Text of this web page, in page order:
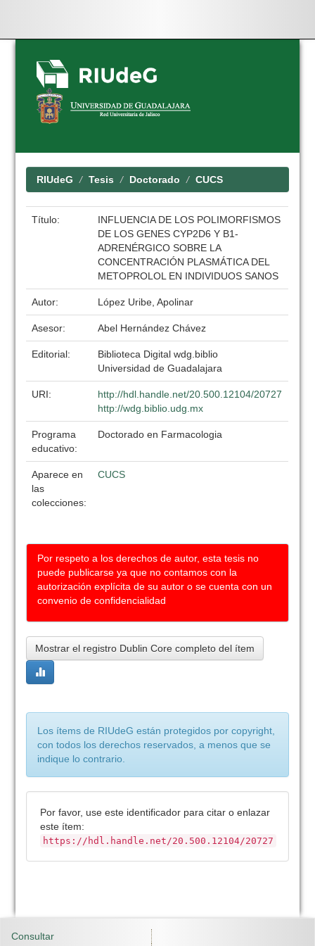
Skip
navigation
RIUdeG Tesis Doctorado CUCS
Título:
INFLUENCIA DE LOS POLIMORFISMOS
DE LOS GENES CYP2D6 Y B1-
ADRENÉRGICO SOBRE LA
CONCENTRACIÓN PLASMÁTICA DEL
METOPROLOL EN INDIVIDUOS SANOS
Autor: López Uribe, Apolinar
Asesor: Abel Hernández Chávez
Editorial:
Biblioteca Digital wdg.biblio
Universidad de Guadalajara
URI:
http://hdl.handle.net/20.500.12104/20727
http://wdg.biblio.udg.mx
Programa
educativo:
Doctorado en Farmacologia
Aparece en
las
colecciones:
CUCS
Por respeto a los derechos de autor, esta tesis no
puede publicarse ya que no contamos con la
autorización explícita de su autor o se cuenta con un
convenio de confidencialidad
Mostrar el registro Dublin Core completo del ítem
Los ítems de RIUdeG están protegidos por copyright,
con todos los derechos reservados, a menos que se
indique lo contrario.
Por favor, use este identificador para citar o enlazar
este ítem:
https://hdl.handle.net/20.500.12104/20727
Consultar